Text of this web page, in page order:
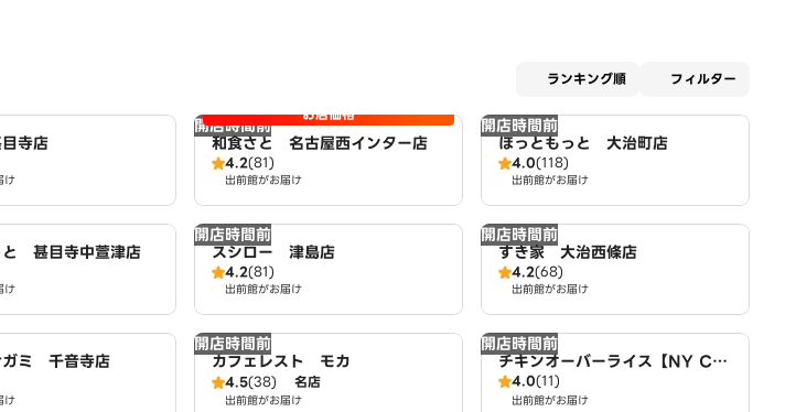
ランキング順 フィルター
寺店
け
開店時間前 お店価格
和食さと 名古屋西インター店
4.2(81)
出前館がお届け
開店時間前
ほっともっと 大治町店
4.0(118)
出前館がお届け
と 甚目寺中萱津店
け
開店時間前
スシロー 津島店
4.2(81)
出前館がお届け
開店時間前
すき家 大治西條店
4.2(68)
出前館がお届け
ガミ 千音寺店
け
開店時間前
カフェレスト モカ
4.5(38) 名店
出前館がお届け
開店時間前
チキンオーバーライス【NY CHI
CKEN STAND】 名古屋店
4.0(11)
出前館がお届け